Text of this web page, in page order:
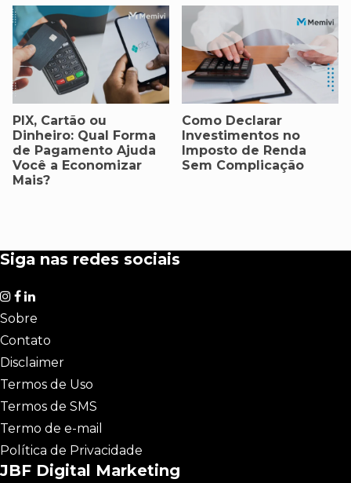
PIX, Cartão ou
Dinheiro: Qual Forma
de Pagamento Ajuda
Você a Economizar
Mais?
Como Declarar
Investimentos no
Imposto de Renda
Sem Complicação
Siga nas redes sociais
Sobre
Contato
Disclaimer
Termos de Uso
Termos de SMS
Termo de e-mail
Política de Privacidade
JBF Digital Marketing